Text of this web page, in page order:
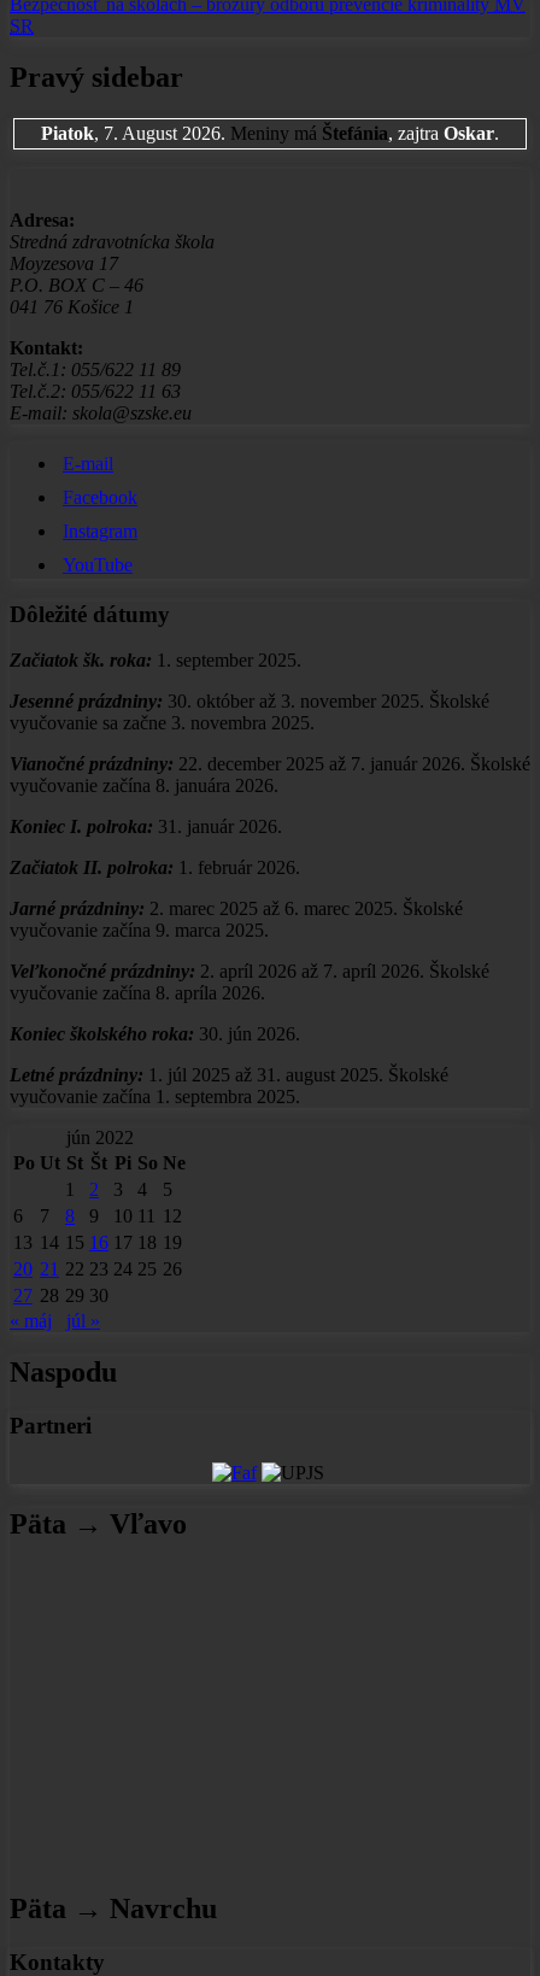
Bezpečnosť na školách – brožúry odboru prevencie kriminality MV
SR
Pravý sidebar
Piatok, 7. August 2026. Meniny má Štefánia, zajtra Oskar.
Adresa:
Stredná zdravotnícka škola
Moyzesova 17
P.O. BOX C – 46
041 76 Košice 1
Kontakt:
Tel.č.1: 055/622 11 89
Tel.č.2: 055/622 11 63
E-mail: skola@szske.eu
E-mail
Facebook
Instagram
YouTube
Dôležité dátumy
Začiatok šk. roka: 1. september 2025.
Jesenné prázdniny: 30. október až 3. november 2025. Školské
vyučovanie sa začne 3. novembra 2025.
Vianočné prázdniny: 22. december 2025 až 7. január 2026. Školské
vyučovanie začína 8. januára 2026.
Koniec I. polroka: 31. január 2026.
Začiatok II. polroka: 1. február 2026.
Jarné prázdniny: 2. marec 2025 až 6. marec 2025. Školské
vyučovanie začína 9. marca 2025.
Veľkonočné prázdniny: 2. apríl 2026 až 7. apríl 2026. Školské
vyučovanie začína 8. apríla 2026.
Koniec školského roka: 30. jún 2026.
Letné prázdniny: 1. júl 2025 až 31. august 2025. Školské
vyučovanie začína 1. septembra 2025.
jún 2022
Po Ut St Št Pi So Ne
1
2 3 4
5
6
7 8 9 10 11
12
13 14 15 16 17 18 19
20 21 22 23 24 25 26
27 28 29 30
« máj
júl »
Naspodu
Partneri
Päta → Vľavo
Päta → Navrchu
Kontakty